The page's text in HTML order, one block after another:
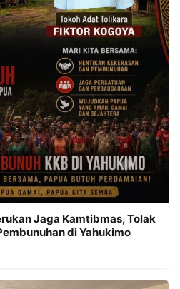
Jaga Kamtibmas, Tolak
di Yahukimo